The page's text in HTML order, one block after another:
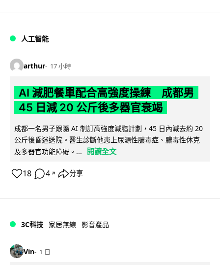
人工智能
arthur 17 小時
AI 減肥餐單配合高強度操練 成都男
45 日減 20 公斤後多器官衰竭
成都一名男子跟隨 AI 制訂高強度減脂計劃，45 日內減去約 20
公斤後昏迷送院。醫生診斷他患上尿源性膿毒症、膿毒性休克
及多器官功能障礙。...
閱讀全文
18 4 ↗ 分享
3C科技 家居無線 影音產品
Vin 1 日